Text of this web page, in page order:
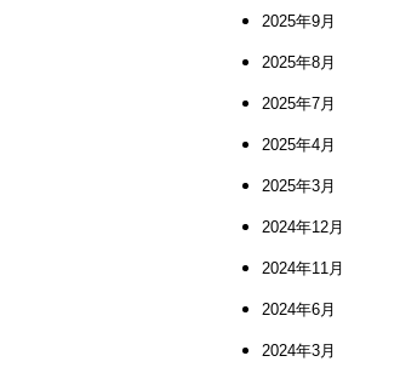
2025年9月
2025年8月
2025年7月
2025年4月
2025年3月
2024年12月
2024年11月
2024年6月
2024年3月